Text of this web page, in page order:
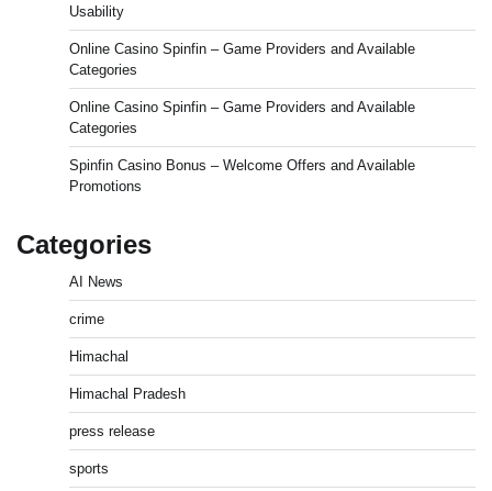
Usability
Online Casino Spinfin – Game Providers and Available
Categories
Online Casino Spinfin – Game Providers and Available
Categories
Spinfin Casino Bonus – Welcome Offers and Available
Promotions
Categories
AI News
crime
Himachal
Himachal Pradesh
press release
sports